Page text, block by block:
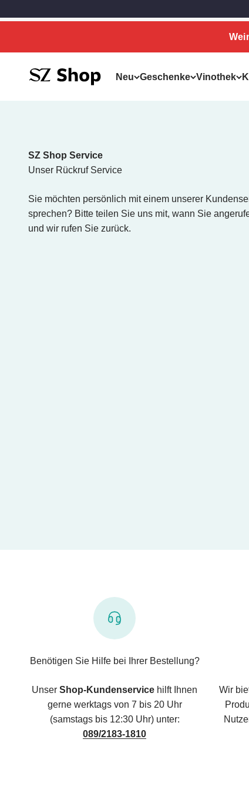
Neu Geschenke Vinothek
SZ Erleben
SZ Shop Service
Unser Rückruf Service
Sie möchten persönlich mit einem unserer
sprechen? Bitte teilen Sie uns mit, wann Sie
und wir rufen Sie zurück.
Benötigen Sie Hilfe bei Ihrer Bestellung?
Unser Shop-Kundenservice hilft Ihnen
gerne werktags von 7 bis 20 Uhr
(samstags bis 12:30 Uhr) unter:
089/2183-1810
Wir